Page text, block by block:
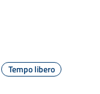
Tempo libero